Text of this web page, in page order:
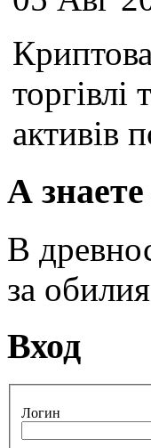
активів
А
В
за
Вход
Логин